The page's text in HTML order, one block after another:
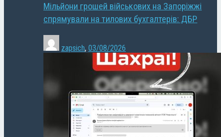
Мільйони грошей військових на Запоріжжі
спрямували на тилових бухгалтерів: ДБР
zapsich, 03/08/2026